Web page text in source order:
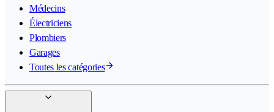
Médecins
Électriciens
Plombiers
Garages
Toutes les catégories